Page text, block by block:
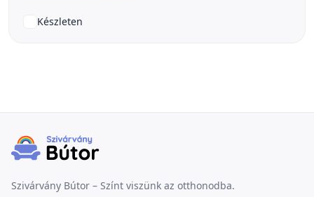
Készleten
Szivárvány Bútor – Színt viszünk az otthonodba.